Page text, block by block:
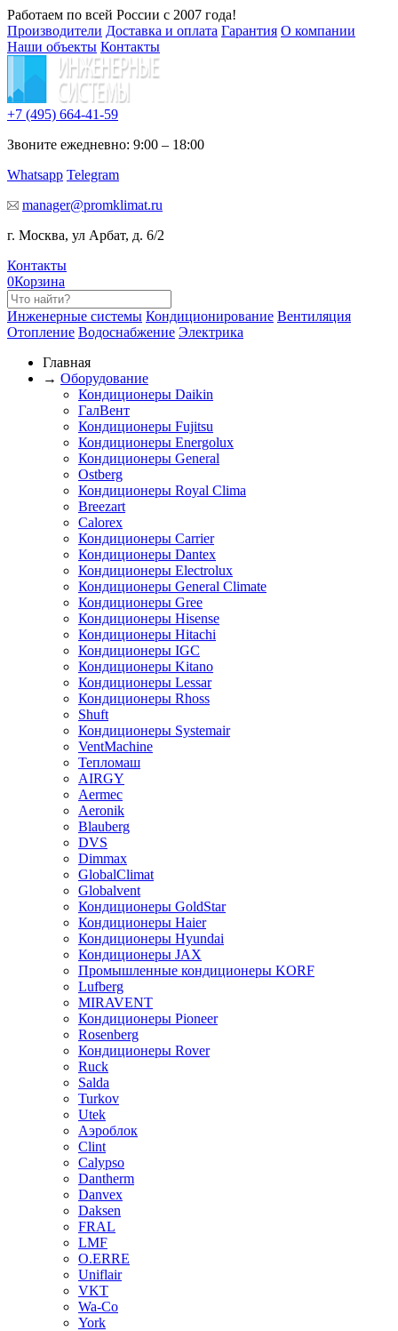
Работаем по всей России с 2007 года!
Производители Доставка и оплата Гарантия О компании
Наши объекты Контакты
+7 (495) 664-41-59
Звоните ежедневно: 9:00 – 18:00
Whatsapp Telegram
manager@promklimat.ru
г. Москва, ул Арбат, д. 6/2
Контакты
0Корзина
Инженерные системы Кондиционирование Вентиляция
Отопление Водоснабжение Электрика
Главная
→ Оборудование
Кондиционеры Daikin
ГалВент
Кондиционеры Fujitsu
Кондиционеры Energolux
Кондиционеры General
Ostberg
Кондиционеры Royal Clima
Breezart
Calorex
Кондиционеры Carrier
Кондиционеры Dantex
Кондиционеры Electrolux
Кондиционеры General Climate
Кондиционеры Gree
Кондиционеры Hisense
Кондиционеры Hitachi
Кондиционеры IGC
Кондиционеры Kitano
Кондиционеры Lessar
Кондиционеры Rhoss
Shuft
Кондиционеры Systemair
VentMachine
Тепломаш
AIRGY
Aermec
Aeronik
Blauberg
DVS
Dimmax
GlobalClimat
Globalvent
Кондиционеры GoldStar
Кондиционеры Haier
Кондиционеры Hyundai
Кондиционеры JAX
Промышленные кондиционеры KORF
Lufberg
MIRAVENT
Кондиционеры Pioneer
Rosenberg
Кондиционеры Rover
Ruck
Salda
Turkov
Utek
Аэроблок
Clint
Calypso
Dantherm
Danvex
Daksen
FRAL
LMF
O.ERRE
Uniflair
VKT
Wa-Co
York